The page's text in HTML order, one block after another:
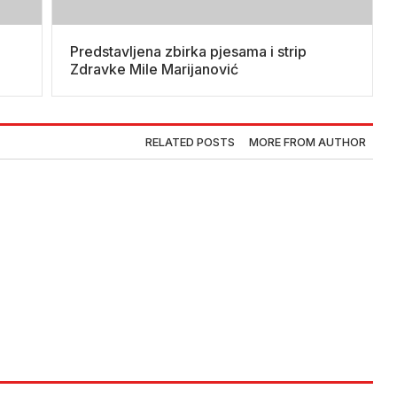
Predstavljena zbirka pjesama i strip
Zdravke Mile Marijanović
RELATED POSTS MORE FROM AUTHOR